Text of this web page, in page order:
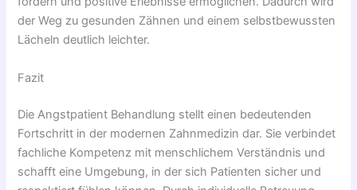
der Weg zu gesunden Zähnen und einem selbstbewussten
Lächeln deutlich leichter.
Fazit
Die Angstpatient Behandlung stellt einen bedeutenden
Fortschritt in der modernen Zahnmedizin dar. Sie verbindet
fachliche Kompetenz mit menschlichem Verständnis und
schafft eine Umgebung, in der sich Patienten sicher und